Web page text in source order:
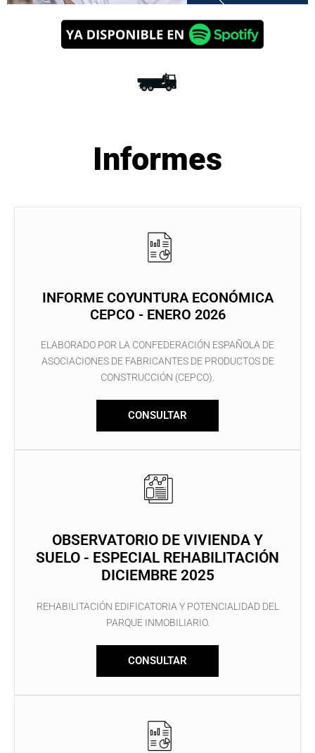
Informes
INFORME COYUNTURA ECONÓMICA
CEPCO - ENERO 2026
ELABORADO POR LA CONFEDERACIÓN ESPAÑOLA DE
ASOCIACIONES DE FABRICANTES DE PRODUCTOS DE
CONSTRUCCIÓN (CEPCO).
CONSULTAR
OBSERVATORIO DE VIVIENDA Y
SUELO - ESPECIAL REHABILITACIÓN
DICIEMBRE 2025
REHABILITACIÓN EDIFICATORIA Y POTENCIALIDAD DEL
PARQUE INMOBILIARIO.
CONSULTAR